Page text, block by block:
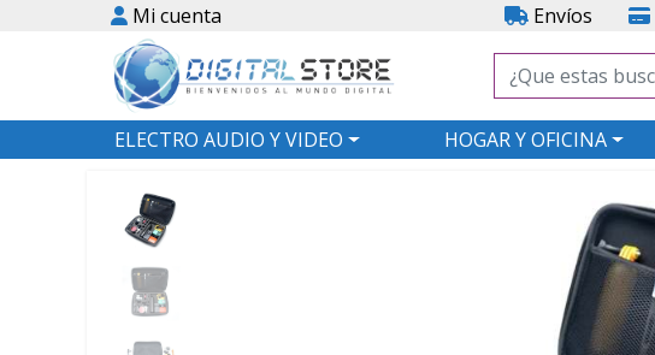
Mi cuenta Envíos
ELECTRO AUDIO Y VIDEO HOGAR Y OFICINA